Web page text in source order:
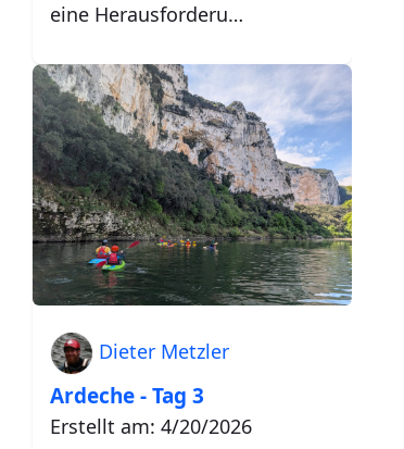
eine Herausforderu…
Dieter Metzler
Ardeche - Tag 3
Erstellt am: 4/20/2026